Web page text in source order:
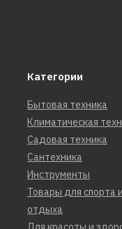
Категории
Бытовая техника
Климатическая
Садовая техника
Сантехника
Инструменты
Товары для спорта и
отдыха